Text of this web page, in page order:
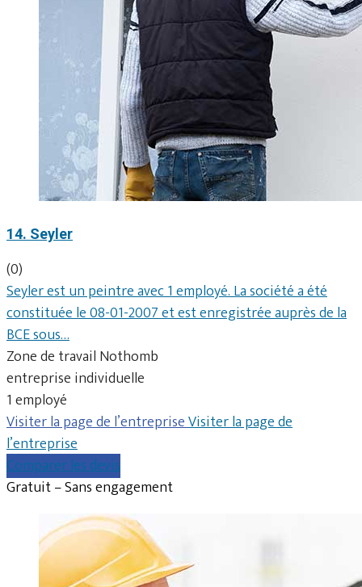
14. Seyler
(0)
Seyler est un peintre avec 1 employé. La société a été
constituée le 08-01-2007 et est enregistrée auprès de la
BCE sous…
Zone de travail Nothomb
entreprise individuelle
1 employé
Visiter la page de l’entrepriseVisiter la page de
l’entreprise
Comparer les devis
Gratuit – Sans engagement